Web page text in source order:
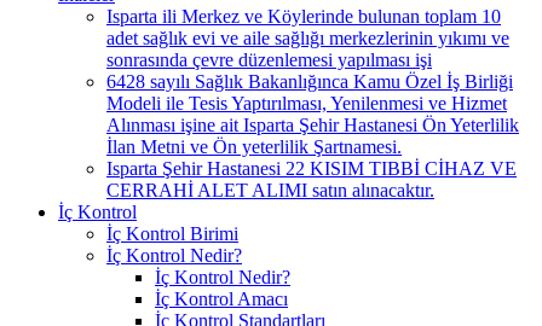
Isparta ili Merkez ve Köylerinde bulunan toplam 10
adet sağlık evi ve aile sağlığı merkezlerinin yıkımı ve
sonrasında çevre düzenlemesi yapılması işi
6428 sayılı Sağlık Bakanlığınca Kamu Özel İş Birliği
Modeli ile Tesis Yaptırılması, Yenilenmesi ve Hizmet
Alınması işine ait Isparta Şehir Hastanesi Ön Yeterlilik
İlan Metni ve Ön yeterlilik Şartnamesi.
Isparta Şehir Hastanesi 22 KISIM TIBBİ CİHAZ VE
CERRAHİ ALET ALIMI satın alınacaktır.
İç Kontrol
İç Kontrol Birimi
İç Kontrol Nedir?
İç Kontrol Nedir?
İç Kontrol Amacı
İç Kontrol Standartları